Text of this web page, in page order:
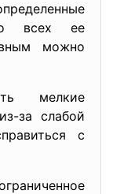
всех ее
можно
мелкие
за слабой
с